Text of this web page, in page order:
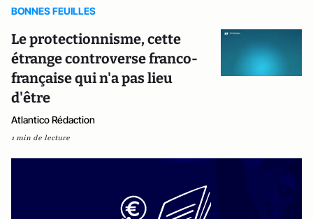
BONNES FEUILLES
Le protectionnisme, cette
étrange controverse franco-
française qui n'a pas lieu
d'être
Atlantico Rédaction
1 min de lecture